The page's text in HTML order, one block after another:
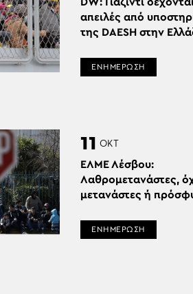
απειλές από
της DAESH στην
ΕΝΗΜΕΡΩΣΗ
11 ΟΚΤ
ΕΛΜΕ Λέσβου:
Λαθρομετανάστες,
μετανάστες ή
ΕΝΗΜΕΡΩΣΗ